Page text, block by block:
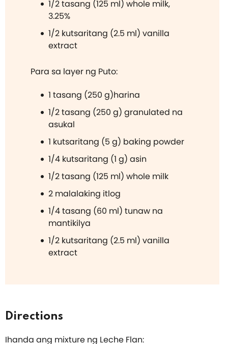
1/2 tasang (125 ml) whole milk,
3.25%
1/2 kutsaritang (2.5 ml) vanilla
extract
Para sa layer ng Puto:
1 tasang (250 g)harina
1/2 tasang (250 g) granulated na
asukal
1 kutsaritang (5 g) baking powder
1/4 kutsaritang (1 g) asin
1/2 tasang (125 ml) whole milk
2 malalaking itlog
1/4 tasang (60 ml) tunaw na
mantikilya
1/2 kutsaritang (2.5 ml) vanilla
extract
Directions
Ihanda ang mixture ng Leche Flan: